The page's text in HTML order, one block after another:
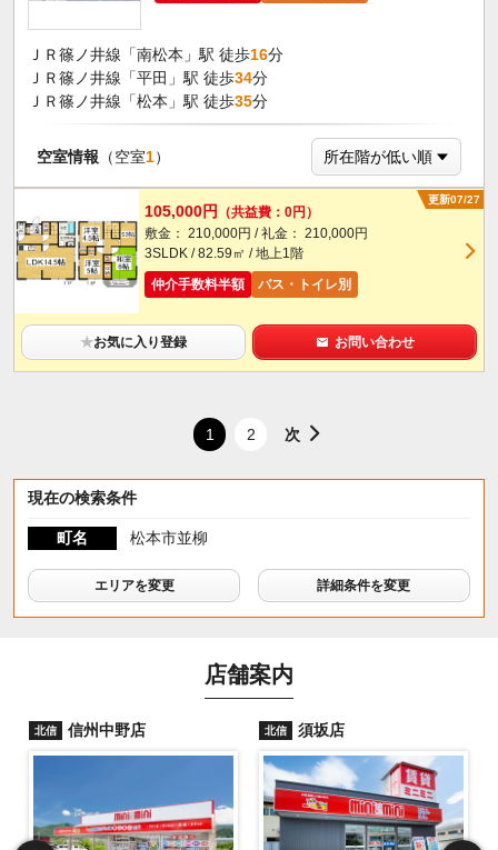
ＪＲ篠ノ井線「南松本」駅 徒歩16分
ＪＲ篠ノ井線「平田」駅 徒歩34分
ＪＲ篠ノ井線「松本」駅 徒歩35分
空室情報 （空室1）
更新07/27
105,000円
（共益費：0円）
敷金： 210,000円 / 礼金： 210,000円
3SLDK / 82.59㎡ / 地上1階
仲介手数料半額
バス・トイレ別
★お気に入り登録 お問い合わせ
1 2 次
現在の検索条件
町名 松本市並柳
エリアを変更 詳細条件を変更
店舗案内
北信 信州中野店 北信 須坂店